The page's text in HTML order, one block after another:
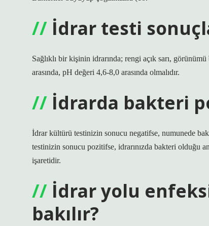
İdrar testi
Sağlıklı bir kişinin idrarında; rengi açık sarı,
arasında, pH değeri 4,6-8,0 arasında olmalıdır.
İdrarda bakteri
İdrar kültürü testinizin sonucu negatifse, numunede
testinizin sonucu pozitifse, idrarınızda bakteri olduğu
işaretidir.
İdrar yolu
bakılır?